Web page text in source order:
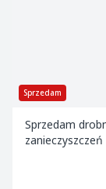
Sprzedam
Sprzedam